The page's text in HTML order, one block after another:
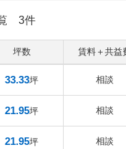
3件
坪数 賃料＋共益
33.33坪 相談
21.95坪 相談
21.95坪 相談